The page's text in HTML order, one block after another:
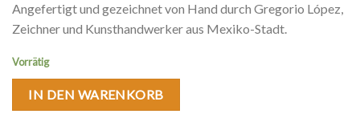
Angefertigtund gezeichnet von Hand durch Gregorio López,
Zeichner und Kunsthandwerkeraus Mexiko-Stadt.
Vorrätig
IN DEN WARENKORB